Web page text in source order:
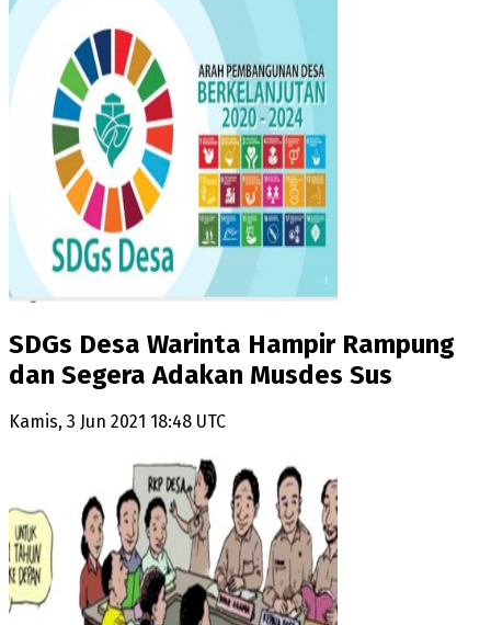
SDGs Desa Warinta Hampir Rampung
dan Segera Adakan Musdes Sus
Kamis, 3 Jun 2021 18:48 UTC